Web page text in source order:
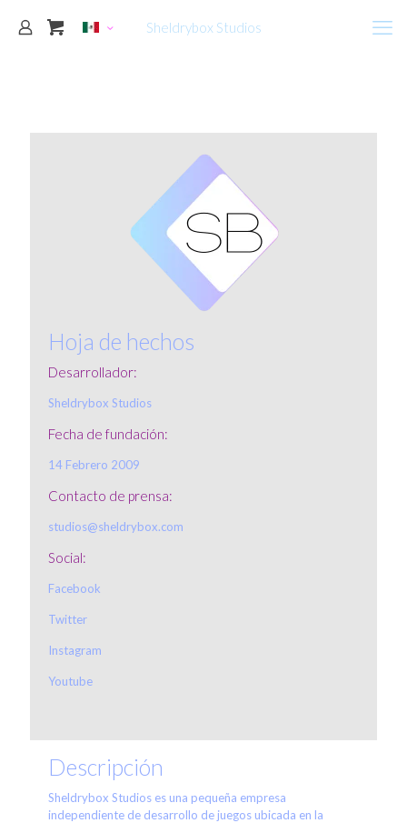
Sheldrybox Studios
Hoja de hechos
Desarrollador:
Sheldrybox Studios
Fecha de fundación:
14 Febrero 2009
Contacto de prensa:
studios@sheldrybox.com
Social:
Facebook
Twitter
Instagram
Youtube
Descripción
Sheldrybox Studios es una pequeña empresa
independiente de desarrollo de juegos ubicada en la